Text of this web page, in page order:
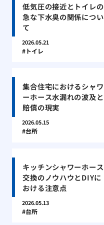
低気圧の接近とトイレの
急な下水臭の関係につい
て
2026.05.21
トイレ
集合住宅におけるシャワ
ーホース水漏れの波及と
賠償の現実
2026.05.15
台所
キッチンシャワーホース
交換のノウハウとDIYに
おける注意点
2026.05.13
台所